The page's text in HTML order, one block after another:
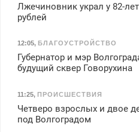
Лжечиновник украл у 82-
рублей
12:05, БЛАГОУСТРОЙСТВО
Губернатор и мэр
будущий сквер Говорухина
11:25, ПРОИСШЕСТВИЯ
Четверо взрослых и двое
под Волгоградом